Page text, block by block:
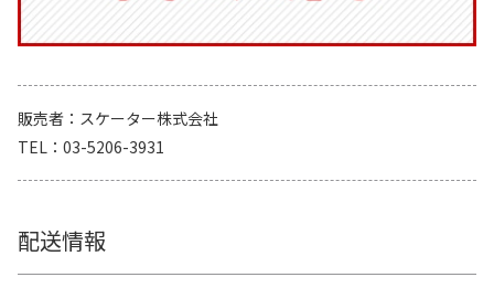
販売者
スケーター株式会社
TEL
03-5206-3931
配送情報